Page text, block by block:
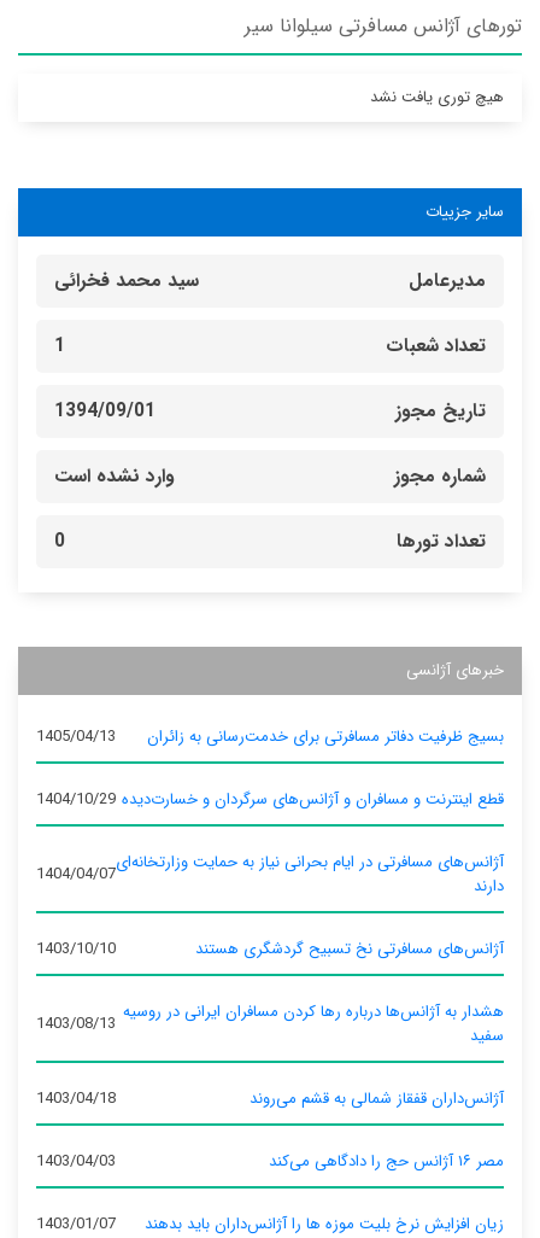
تورهای آژانس مسافرتی سيلوانا سير
هیچ توری یافت نشد
سایر جزییات
مدیرعامل سید محمد فخرائی
تعداد شعبات 1
تاریخ مجوز 1394/09/01
شماره مجوز وارد نشده است
تعداد تورها 0
خبرهای آژانسی
بسیج ظرفیت دفاتر مسافرتی برای خدمت‌رسانی به زائران 1405/04/13
قطع اینترنت و مسافران و آژانس‌های سرگردان و خسارت‌دیده 1404/10/29
آژانس‌های مسافرتی در ایام بحرانی نیاز به حمایت وزارتخانه‌ای
دارند
1404/04/07
آژانس‌های مسافرتی نخ تسبیح گردشگری هستند 1403/10/10
هشدار به آژانس‌ها درباره رها کردن مسافران ایرانی در روسیه
سفید
1403/08/13
آژانس‌داران قفقاز شمالی به قشم می‌روند 1403/04/18
مصر ۱۶ آژانس حج را دادگاهی می‌کند 1403/04/03
زیان افزایش نرخ بلیت موزه ها را آژانس‌داران باید بدهند 1403/01/07